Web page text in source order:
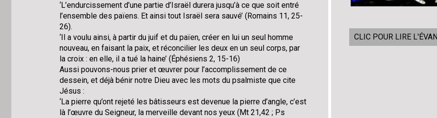
‘L’endurcissement d’une partie d’Israël durera jusqu’à ce que soit entré
l’ensemble des païens. Et ainsi tout Israël sera sauvé’ (Romains 11, 25-
26).
‘Il a voulu ainsi, à partir du juif et du païen, créer en lui un seul homme
nouveau, en faisant la paix, et réconcilier les deux en un seul corps, par
la croix : en elle, il a tué la haine’ (Éphésiens 2, 15-16)
Aussi pouvons-nous prier et œuvrer pour l’accomplissement de ce
dessein, et déjà bénir notre Dieu avec les mots du psalmiste que cite
Jésus :
‘La pierre qu’ont rejeté les bâtisseurs est devenue la pierre d’angle, c’est
là l’œuvre du Seigneur, la merveille devant nos yeux (Mt 21,42 ; Ps
CLIC POUR LIRE